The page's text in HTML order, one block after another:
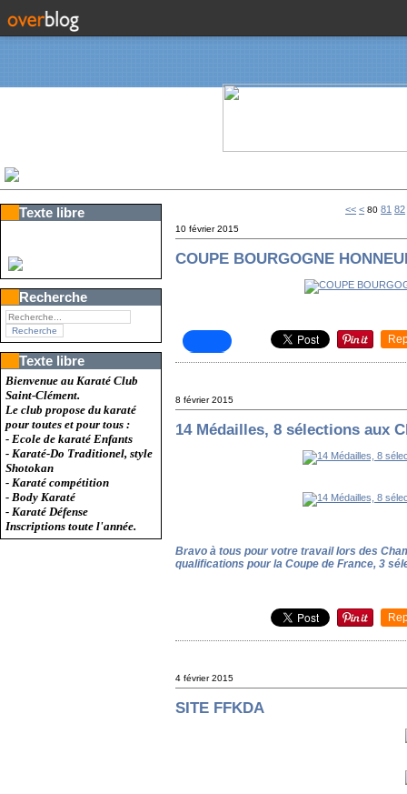
Texte libre
Recherche
Texte libre
Bienvenue au Karaté Club
Saint-Clément.
Le club propose du karaté
pour toutes et pour tous :
- Ecole de karaté Enfants
- Karaté-Do Traditionel, style
Shotokan
- Karaté compétition
- Body Karaté
- Karaté Défense
Inscriptions toute l'année.
<< < 10
20
30
40
50
60
70
80 81 82
10 février 2015
COUPE BOURGOGNE
8 février 2015
14 Médailles, 8 sélections aux
Bravo à tous pour votre travail lors des
qualifications pour la Coupe de France, 3
4 février 2015
SITE FFKDA